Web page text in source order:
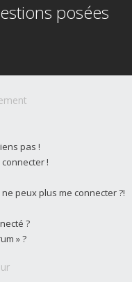
posées
pas !
!
peux plus me connecter ?!
?
» ?